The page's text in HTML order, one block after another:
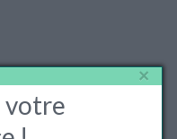
×
votre